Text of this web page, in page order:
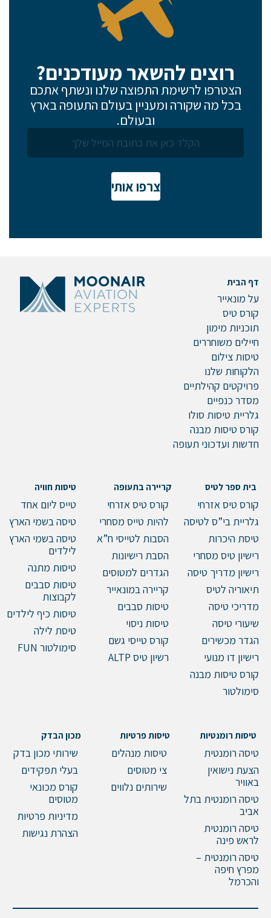
רוצים להשאר מעודכנים?
הצטרפו לרשימת התפוצה שלנו ונשתף אתכם
בכל מה שקורה ומעניין בעולם התעופה בארץ
ובעולם.
צרפו אותי
דף הבית
על מונאייר
קורס טיס
תוכניות מימון
חיילים משוחררים
טיסות צילום
הלקוחות שלנו
פרויקטים קהילתיים
מסדר כנפיים
גלריית טיסות סולו
קורס טיסות מבנה
חדשות ועדכוני תעופה
בית ספר לטיס
קורס טיס אזרחי
גלריית בי”ס לטיסה
טיסת היכרות
רישיון טיס מסחרי
רישיון מדריך טיסה
תיאוריה לטיס
מדריכי טיסה
שיעורי טיסה
הגדר מכשירים
רישיון דו מנועי
קורס טיסות מבנה
סימולטור
קריירה בתעופה
קורס טיס אזרחי
להיות טייס מסחרי
הסבות לטייסי ח”א
הסבת רישיונות
הגדרים למטוסים
קריירה במונאייר
טיסות סבבים
טיסות ניסוי
קורס טייסי גשם
רשיון טיס ALTP
טיסות חוויה
טייס ליום אחד
טיסה בשמי הארץ
טיסה בשמי הארץ
לילדים
טיסות מתנה
טיסות סבבים
לקבוצות
טיסות כיף לילדים
טיסת לילה
סימולטור FUN
טיסות רומנטיות
טיסה רומנטית
הצעת נישואין
באוויר
טיסה רומנטית בתל
אביב
טיסה רומנטית
לראש פינה
טיסה רומנטית –
מפרץ חיפה
והכרמל
טיסות פרטיות
טיסות מנהלים
צי מטוסים
שירותים נלווים
מכון הבדק
שירותי מכון בדק
בעלי תפקידים
קורס מכונאי
מטוסים
מדיניות פרטיות
הצהרת נגישות